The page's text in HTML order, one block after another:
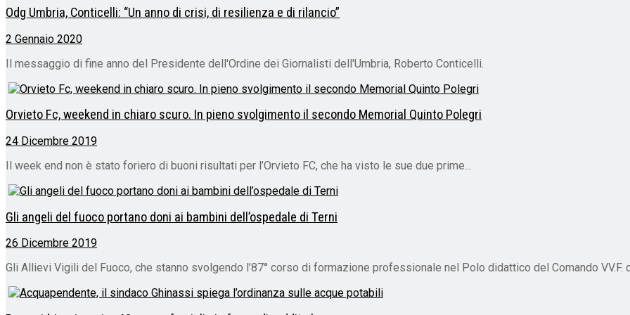
Odg Umbria, Conticelli: “Un anno di crisi, di resilienza e di rilancio”
2 Gennaio 2020
Il messaggio di fine anno del Presidente dell'Ordine dei Giornalisti dell'Umbria, Roberto Conticelli.
Orvieto Fc, weekend in chiaro scuro. In pieno svolgimento il secondo Memorial Quinto Polegri
24 Dicembre 2019
Il week end non è stato foriero di buoni risultati per l’Orvieto FC, che ha visto le sue due prime...
Gli angeli del fuoco portano doni ai bambini dell’ospedale di Terni
26 Dicembre 2019
Gli Allievi Vigili del Fuoco, che stanno svolgendo l’87° corso di formazione professionale nel Polo didattico del Comando VV.F.